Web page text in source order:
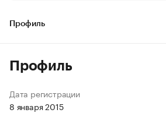
Профиль
Профиль
Дата регистрации
8 января 2015